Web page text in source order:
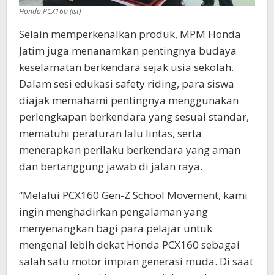
Honda PCX160 (Ist)
Selain memperkenalkan produk, MPM Honda
Jatim juga menanamkan pentingnya budaya
keselamatan berkendara sejak usia sekolah.
Dalam sesi edukasi safety riding, para siswa
diajak memahami pentingnya menggunakan
perlengkapan berkendara yang sesuai standar,
mematuhi peraturan lalu lintas, serta
menerapkan perilaku berkendara yang aman
dan bertanggung jawab di jalan raya.
“Melalui PCX160 Gen-Z School Movement, kami
ingin menghadirkan pengalaman yang
menyenangkan bagi para pelajar untuk
mengenal lebih dekat Honda PCX160 sebagai
salah satu motor impian generasi muda. Di saat